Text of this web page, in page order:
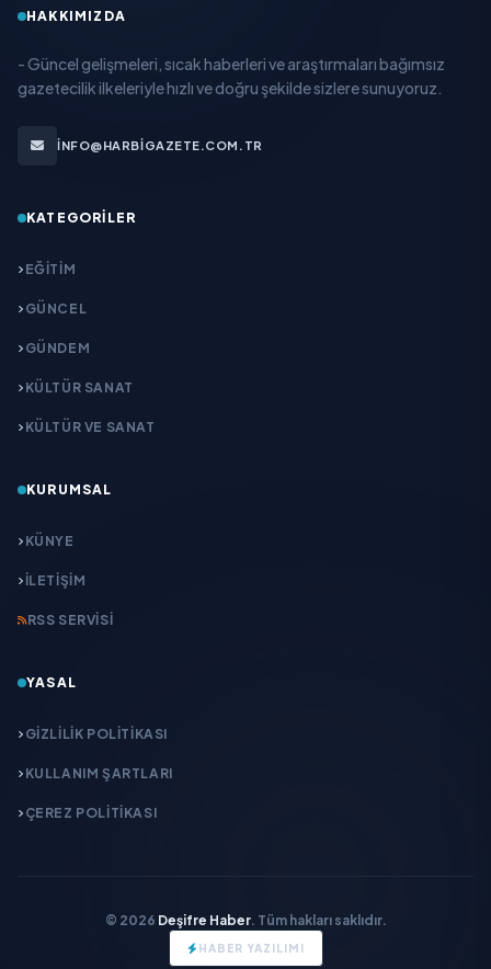
HAKKIMIZDA
- Güncel gelişmeleri, sıcak haberleri ve araştırmaları bağımsız
gazetecilik ilkeleriyle hızlı ve doğru şekilde sizlere sunuyoruz.
INFO@HARBIGAZETE.COM.TR
KATEGORILER
EĞITIM
GÜNCEL
GÜNDEM
KÜLTÜR SANAT
KÜLTÜR VE SANAT
KURUMSAL
KÜNYE
İLETIŞIM
RSS SERVISI
YASAL
GIZLILIK POLITIKASI
KULLANIM ŞARTLARI
ÇEREZ POLITIKASI
© 2026 Deşifre Haber. Tüm hakları saklıdır.
HABER YAZILIMI